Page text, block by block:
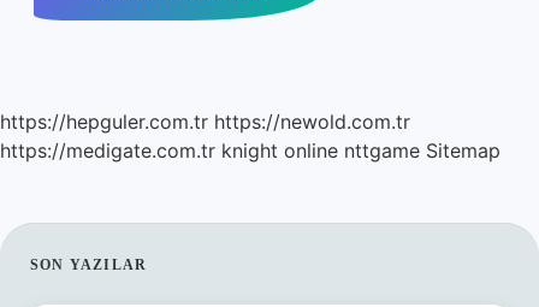
https://hepguler.com.tr https://newold.com.tr
https://medigate.com.tr knight online nttgame Sitemap
SIDEBAR
SON YAZILAR